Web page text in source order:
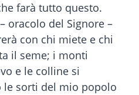
farà tutto questo.
oracolo del Signore –
con chi miete e chi
il seme; i monti
e le colline si
le sorti del mio popolo